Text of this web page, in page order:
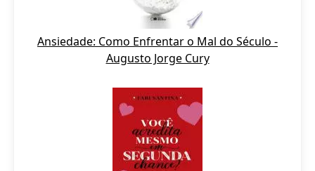
Ansiedade: Como Enfrentar o Mal do Século -
Augusto Jorge Cury